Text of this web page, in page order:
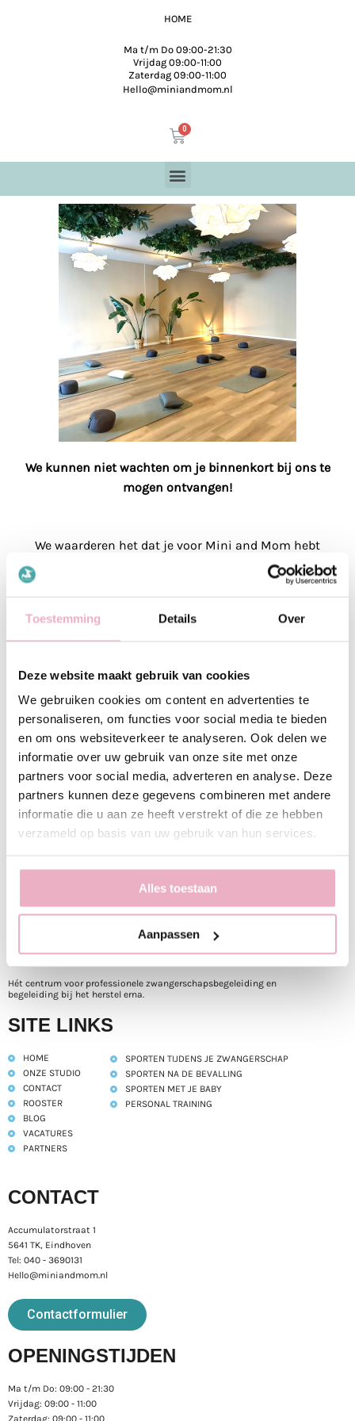
Toestemming Details Over
Deze website maakt gebruik van cookies
We gebruiken cookies om content en advertenties te
personaliseren, om functies voor social media te bieden
en om ons websiteverkeer te analyseren. Ook delen we
informatie over uw gebruik van onze site met onze
partners voor social media, adverteren en analyse. Deze
partners kunnen deze gegevens combineren met andere
informatie die u aan ze heeft verstrekt of die ze hebben
verzameld op basis van uw gebruik van hun services.
Alles toestaan
Aanpassen
HOME
Ma t/m Do 09:00-21:30
Vrijdag 09:00-11:00
Zaterdag 09:00-11:00
Hello@miniandmom.nl
We kunnen niet wachten om je binnenkort bij ons te
mogen ontvangen!
We waarderen het dat je voor Mini and Mom hebt
gekozen. Je bestelling is succesvol ontvangen en
wordt momenteel verwerkt. Het overzicht van je
je tevens ook je lessen boeken, of wijzigen.
ons altijd bereiken via de berichtenbox in de app of
mailen naarHello@miniandmom.nl
Tot snel bij Mini and Mom!
Welkom bij Mini&Mom
Hét centrum voor professionele zwangerschapsbegeleiding en
begeleiding bij het herstel erna.
SITE LINKS
HOME
ONZE STUDIO
CONTACT
ROOSTER
BLOG
VACATURES
PARTNERS
SPORTEN TIJDENS JE ZWANGERSCHAP
SPORTEN NA DE BEVALLING
SPORTEN MET JE BABY
PERSONAL TRAINING
CONTACT
Accumulatorstraat 1
5641 TK, Eindhoven
Tel: 040 - 3690131
Hello@miniandmom.nl
Contactformulier
OPENINGSTIJDEN
Ma t/m Do: 09:00 - 21:30
Vrijdag: 09:00 - 11:00